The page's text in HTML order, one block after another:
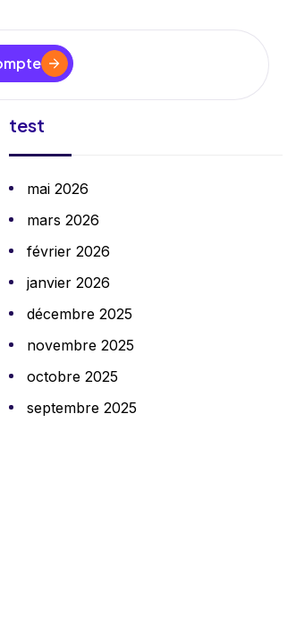
test
mai 2026
mars 2026
février 2026
janvier 2026
décembre 2025
novembre 2025
octobre 2025
septembre 2025